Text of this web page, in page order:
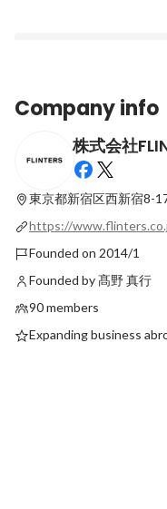
技術コミュニティー向け
Pinned
Company info
株式会社
東京都新宿区西新宿8-
https://
Founded on 2014/1
Founded by 髙野 真行
90 members
Expanding business